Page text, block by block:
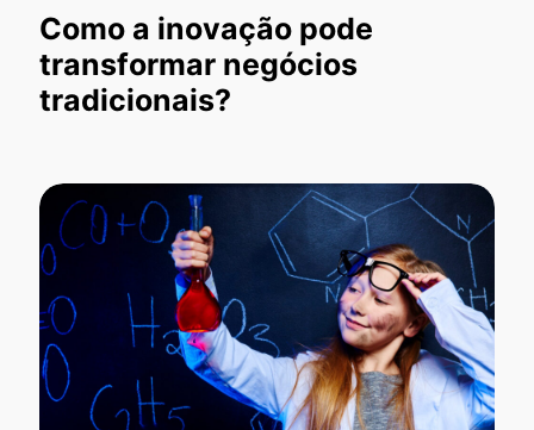
Como a inovação pode
transformar negócios
tradicionais?